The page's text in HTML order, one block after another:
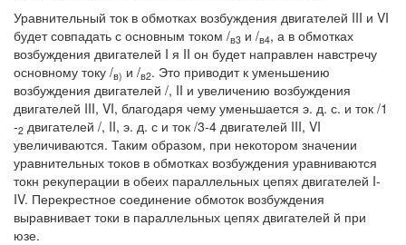
Уравнительный ток в обмотках возбуждения двигателей III и VI
будет совпадать с основным током /в3 и /в4, а в обмотках
возбуждения двигателей I я II он будет направлен навстречу
основному току /в) и /в2. Это приводит к уменьшению
возбуждения двигателей /, II и увеличению возбуждения
двигателей III, VI, благодаря чему уменьшается э. д. с. и ток /1
-2 двигателей /, II, э. д. с и ток /3-4 двигателей III, VI
увеличиваются. Таким образом, при некотором значении
уравнительных токов в обмотках возбуждения уравниваются
токн рекуперации в обеих параллельных цепях двигателей I-
IV. Перекрестное соединение обмоток возбуждения
выравнивает токи в параллельных цепях двигателей й при
юзе.